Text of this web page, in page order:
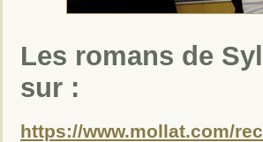
Les romans de
sur :
https://www.mollat.com/